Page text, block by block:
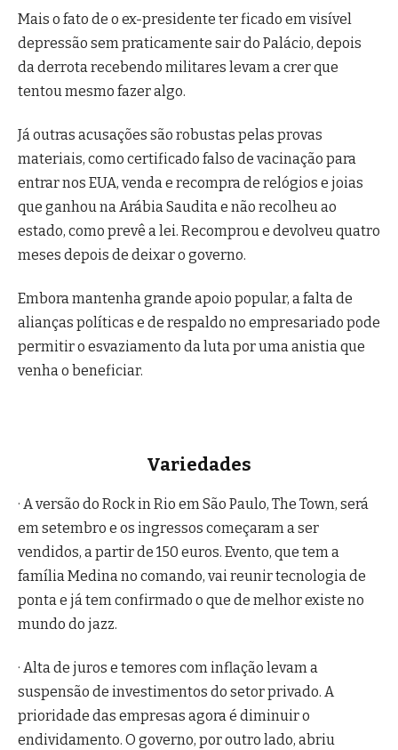
Mais o fato de o ex-presidente ter ficado em visível
depressão sem praticamente sair do Palácio, depois
da derrota recebendo militares levam a crer que
tentou mesmo fazer algo.
Já outras acusações são robustas pelas provas
materiais, como certificado falso de vacinação para
entrar nos EUA, venda e recompra de relógios e joias
que ganhou na Arábia Saudita e não recolheu ao
estado, como prevê a lei. Recomprou e devolveu quatro
meses depois de deixar o governo.
Embora mantenha grande apoio popular, a falta de
alianças políticas e de respaldo no empresariado pode
permitir o esvaziamento da luta por uma anistia que
venha o beneficiar.
Variedades
· A versão do Rock in Rio em São Paulo, The Town, será
em setembro e os ingressos começaram a ser
vendidos, a partir de 150 euros. Evento, que tem a
família Medina no comando, vai reunir tecnologia de
ponta e já tem confirmado o que de melhor existe no
mundo do jazz.
· Alta de juros e temores com inflação levam a
suspensão de investimentos do setor privado. A
prioridade das empresas agora é diminuir o
endividamento. O governo, por outro lado, abriu